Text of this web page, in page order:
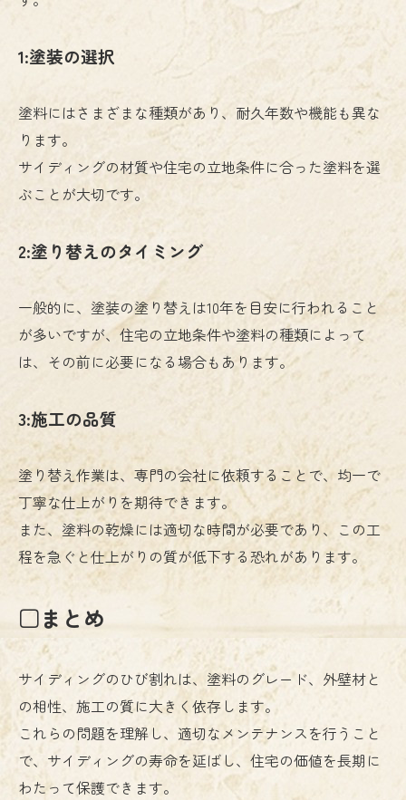
1:塗装の選択
塗料にはさまざまな種類があり、耐久年数や機能も異な
ります。
サイディングの材質や住宅の立地条件に合った塗料を選
ぶことが大切です。
2:塗り替えのタイミング
一般的に、塗装の塗り替えは10年を目安に行われること
が多いですが、住宅の立地条件や塗料の種類によって
は、その前に必要になる場合もあります。
3:施工の品質
塗り替え作業は、専門の会社に依頼することで、均一で
丁寧な仕上がりを期待できます。
また、塗料の乾燥には適切な時間が必要であり、この工
程を急ぐと仕上がりの質が低下する恐れがあります。
□まとめ
サイディングのひび割れは、塗料のグレード、外壁材と
の相性、施工の質に大きく依存します。
これらの問題を理解し、適切なメンテナンスを行うこと
で、サイディングの寿命を延ばし、住宅の価値を長期に
わたって保護できます。